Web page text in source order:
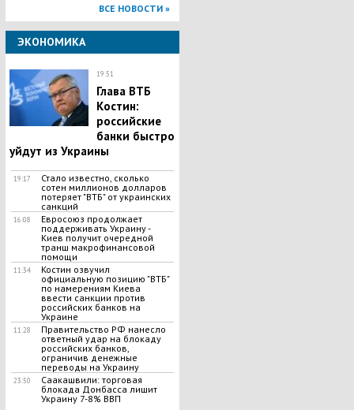
ВСЕ НОВОСТИ »
ЭКОНОМИКА
19:51
Глава ВТБ
Костин:
российские
банки быстро
уйдут из Украины
19:17
Стало известно, сколько
сотен миллионов долларов
потеряет "ВТБ" от украинских
санкций
16:08
Евросоюз продолжает
поддерживать Украину -
Киев получит очередной
транш макрофинансовой
помощи
11:34
Костин озвучил
официальную позицию "ВТБ"
по намерениям Киева
ввести санкции против
российских банков на
Украине
11:28
Правительство РФ нанесло
ответный удар на блокаду
российских банков,
ограничив денежные
переводы на Украину
23:50
Саакашвили: торговая
блокада Донбасса лишит
Украину 7-8% ВВП